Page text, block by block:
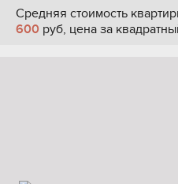
Средняя стоимость
600 руб, цена за